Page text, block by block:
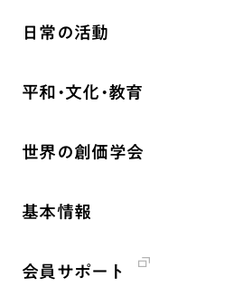
祈り
聖典
釈尊～法華経
創価学会の三代会長
日常の活動
座談会
仏法を語る
年間の活動について
平和・文化・教育
「人権文化」「ジェンダー平等」を促進
人道支援
世界の創価学会
基本情報
会員サポート